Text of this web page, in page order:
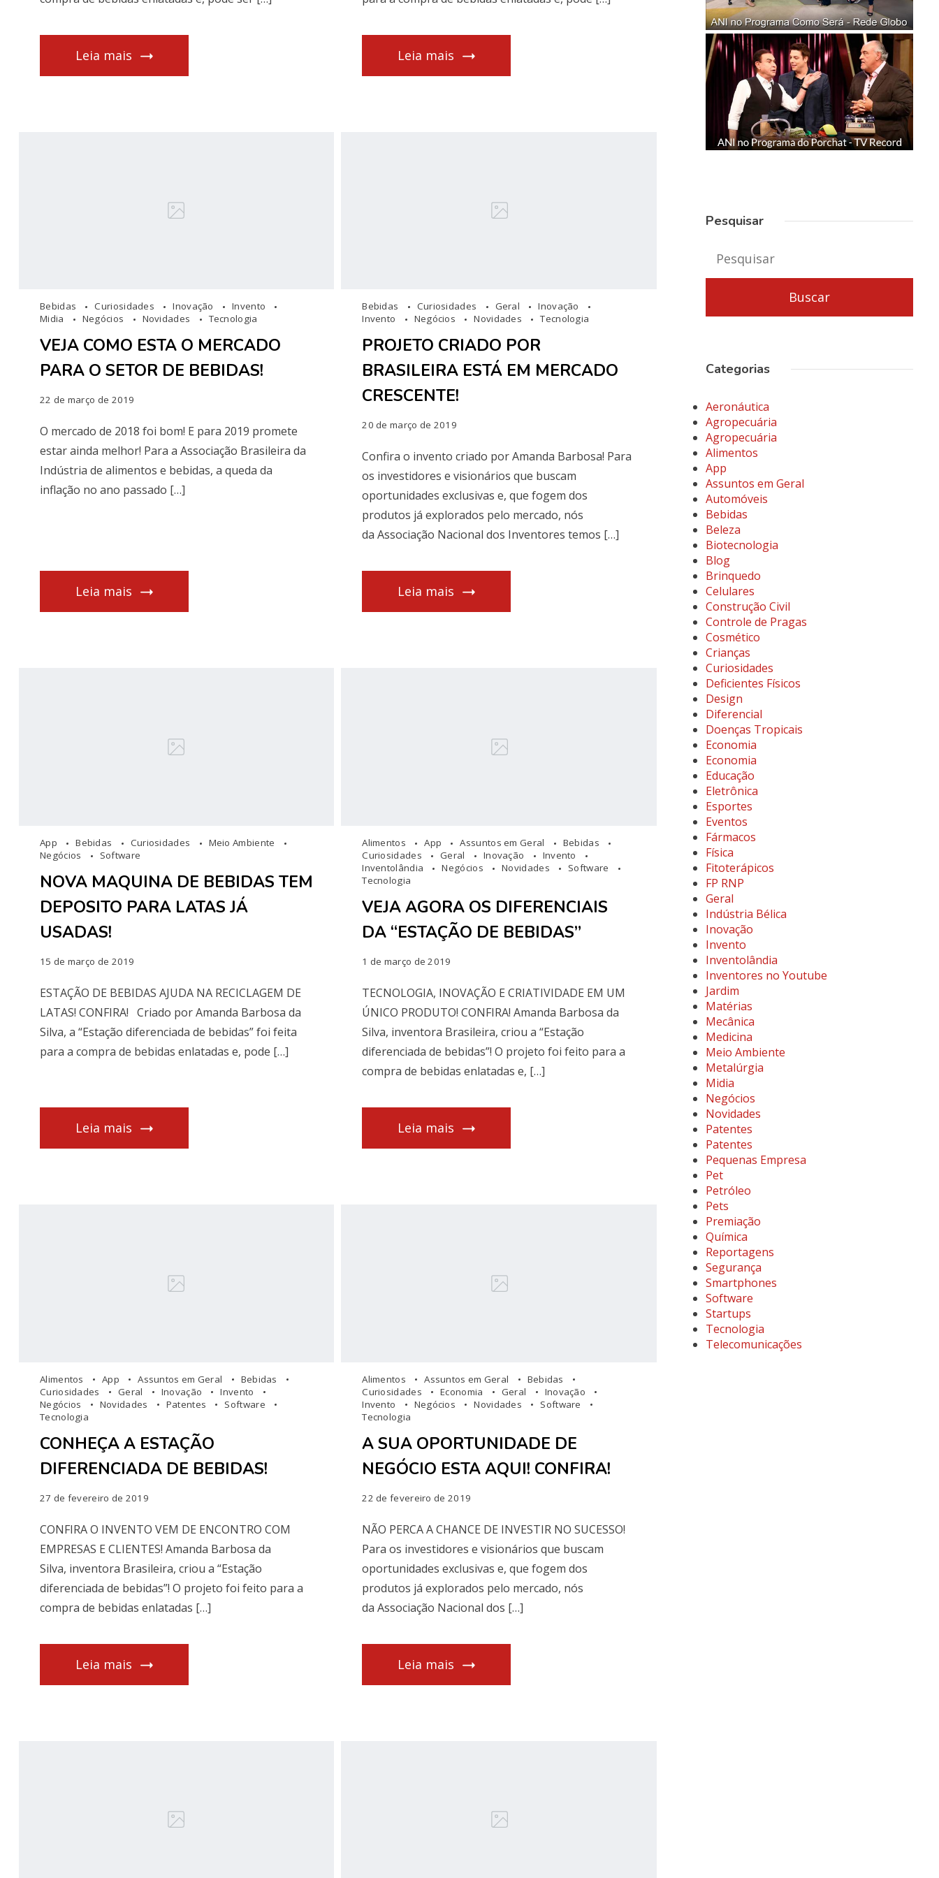
Leia mais Leia mais
Bebidas Curiosidades Inovação
Invento
Midia
Negócios Novidades Tecnologia
VEJA COMO ESTA O MERCADO
PARA O SETOR DE BEBIDAS!
22 de março de 2019
O mercado de 2018 foi bom! E para 2019 promete
estar ainda melhor! Para a Associação Brasileira da
Indústria de alimentos e bebidas, a queda da
inflação no ano passado […]
Leia mais
Bebidas Curiosidades Geral
Inovação
Invento
Negócios Novidades Tecnologia
PROJETO CRIADO POR
BRASILEIRA ESTÁ EM MERCADO
CRESCENTE!
20 de março de 2019
Confira o invento criado por Amanda Barbosa! Para
os investidores e visionários que buscam
oportunidades exclusivas e, que fogem dos
produtos já explorados pelo mercado, nós
da Associação Nacional dos Inventores temos […]
Leia mais
App Bebidas Curiosidades
Meio Ambiente
Negócios
Software
NOVA MAQUINA DE BEBIDAS TEM
DEPOSITO PARA LATAS JÁ
USADAS!
15 de março de 2019
ESTAÇÃO DE BEBIDAS AJUDA NA RECICLAGEM DE
LATAS! CONFIRA! Criado por Amanda Barbosa da
Silva, a “Estação diferenciada de bebidas” foi feita
para a compra de bebidas enlatadas e, pode […]
Leia mais
Alimentos App Assuntos em Geral
Bebidas
Curiosidades
Geral Inovação
Invento
Inventolândia
Negócios Novidades
Software
Tecnologia
VEJA AGORA OS DIFERENCIAIS
DA “ESTAÇÃO DE BEBIDAS”
1 de março de 2019
TECNOLOGIA, INOVAÇÃO E CRIATIVIDADE EM UM
ÚNICO PRODUTO! CONFIRA! Amanda Barbosa da
Silva, inventora Brasileira, criou a “Estação
diferenciada de bebidas”! O projeto foi feito para a
compra de bebidas enlatadas e, […]
Leia mais
Alimentos App Assuntos em Geral
Bebidas
Curiosidades
Geral Inovação
Invento
Negócios
Novidades Patentes
Software
Tecnologia
CONHEÇA A ESTAÇÃO
DIFERENCIADA DE BEBIDAS!
27 de fevereiro de 2019
CONFIRA O INVENTO VEM DE ENCONTRO COM
EMPRESAS E CLIENTES! Amanda Barbosa da
Silva, inventora Brasileira, criou a “Estação
diferenciada de bebidas”! O projeto foi feito para a
compra de bebidas enlatadas […]
Leia mais
Alimentos Assuntos em Geral
Bebidas
Curiosidades
Economia Geral
Inovação
Invento
Negócios Novidades
Software
Tecnologia
A SUA OPORTUNIDADE DE
NEGÓCIO ESTA AQUI! CONFIRA!
22 de fevereiro de 2019
NÃO PERCA A CHANCE DE INVESTIR NO SUCESSO!
Para os investidores e visionários que buscam
oportunidades exclusivas e, que fogem dos
produtos já explorados pelo mercado, nós
da Associação Nacional dos […]
Leia mais
Pesquisar
Categorias
Aeronáutica
Agropecuária
Agropecuária
Alimentos
App
Assuntos em Geral
Automóveis
Bebidas
Beleza
Biotecnologia
Blog
Brinquedo
Celulares
Construção Civil
Controle de Pragas
Cosmético
Crianças
Curiosidades
Deficientes Físicos
Design
Diferencial
Doenças Tropicais
Economia
Economia
Educação
Eletrônica
Esportes
Eventos
Fármacos
Física
Fitoterápicos
FP RNP
Geral
Indústria Bélica
Inovação
Invento
Inventolândia
Inventores no Youtube
Jardim
Matérias
Mecânica
Medicina
Meio Ambiente
Metalúrgia
Midia
Negócios
Novidades
Patentes
Patentes
Pequenas Empresa
Pet
Petróleo
Pets
Premiação
Química
Reportagens
Segurança
Smartphones
Software
Startups
Tecnologia
Telecomunicações